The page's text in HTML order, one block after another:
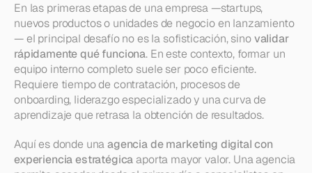
En las primeras etapas de una empresa —startups,
nuevos productos o unidades de negocio en lanzamiento
— el principal desafío no es la sofisticación, sino validar
rápidamente qué funciona. En este contexto, formar un
equipo interno completo suele ser poco eficiente.
Requiere tiempo de contratación, procesos de
onboarding, liderazgo especializado y una curva de
aprendizaje que retrasa la obtención de resultados.
Aquí es donde una agencia de marketing digital con
experiencia estratégica aporta mayor valor. Una agencia